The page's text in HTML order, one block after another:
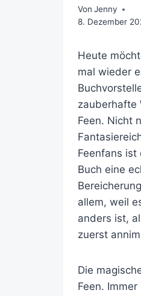
Von Jenny
8. Dezember
Heute
mal wieder
zauberhafte
Feen. Nicht
Feenfans ist
Buch eine
allem, weil
anders ist,
zuerst
Die
Feen. Immer